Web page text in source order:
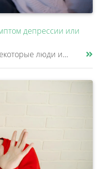
депрессии или
Наверное, вы замечали, что некоторые люди извиняются даже тогда, когда объективно ни в чем не виноваты. Им неудобно попр......